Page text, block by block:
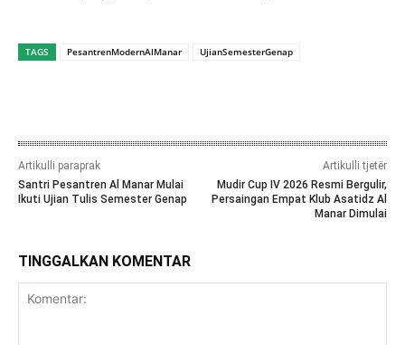
TAGS PesantrenModernAlManar UjianSemesterGenap
Artikulli paraprak
Santri Pesantren Al Manar Mulai
Ikuti Ujian Tulis Semester Genap
Artikulli tjetër
Mudir Cup IV 2026 Resmi Bergulir,
Persaingan Empat Klub Asatidz Al
Manar Dimulai
TINGGALKAN KOMENTAR